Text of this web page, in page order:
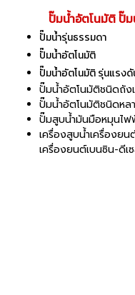
ปั๊มน้ำอัตโนมัติ ปั๊ม
ปั๊มน้ำรุ่นธรรมดา
ปั๊มน้ำอัตโนมัติ
ปั๊มน้ำอัตโนมัติ รุ่นแรง
ปั๊มน้ำอัตโนมัติชนิดถั
ปั๊มน้ำอัตโนมัติชนิดหล
ปั๊มสูบน้ำมันมือหมุนไฟ
เครื่องสูบน้ำเครื่องย
เครื่องยนต์เบนซิน-ดีเ